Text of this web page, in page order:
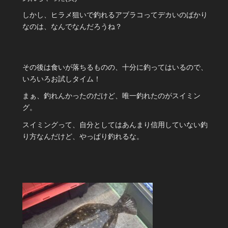
しかし、ヒラメ狙いで釣れるアブラコってデカいのばかり
なのは、なんでなんだろうね？
その後は食いが落ちるものの、十分に釣ってはいるので、
いろいろお試しタイム！
まぁ、釣れんかったのだけど、唯一釣れたのがスイミン
グ。
スイミングって、自分としてはあんまり信用していない釣
り方なんだけど、やっぱり釣れるな。